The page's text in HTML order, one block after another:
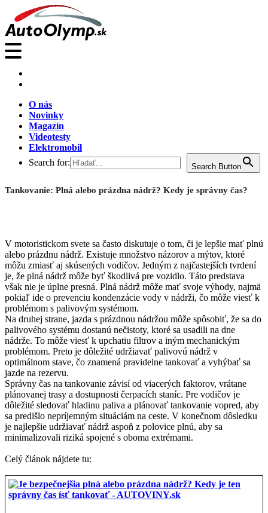
O nás
Novinky
Magazín
Videotesty
Elektromobil
Search for:
Search Button
Tankovanie: Plná alebo prázdna nádrž? Kedy je správny čas?
V motoristickom svete sa často diskutuje o tom, či je lepšie mať plnú
alebo prázdnu nádrž. Existuje množstvo názorov a mýtov, ktoré
môžu zmiasť aj skúsených vodičov. Jedným z najčastejších tvrdení
je, že plná nádrž môže byť škodlivá pre vozidlo. Táto predstava
však nie je úplne presná. Plná nádrž môže mať svoje výhody, najmä
pokiaľ ide o prevenciu kondenzácie vody v nádrži, čo môže viesť k
problémom s palivovým systémom.
Na druhej strane, jazda s prázdnou nádržou môže spôsobiť, že sa do
palivového systému dostanú nečistoty, ktoré sa usadili na dne
nádrže. To môže viesť k upchatiu filtrov a iným mechanickým
problémom. Preto je dôležité udržiavať palivovú nádrž v
optimálnom stave, čo znamená pravidelne tankovať a vyhýbať sa
jazde na rezervu.
Správny čas na tankovanie závisí od viacerých faktorov, vrátane
plánovanej trasy a dostupnosti čerpacích staníc. Pre vodičov je
dôležité sledovať hladinu paliva a plánovať tankovanie vopred, aby
sa predišlo nepríjemným situáciám na ceste. V konečnom dôsledku
je najlepšie udržiavať nádrž aspoň z polovice plnú, aby sa
minimalizovali riziká spojené s oboma extrémami.
Celý článok nájdete tu: